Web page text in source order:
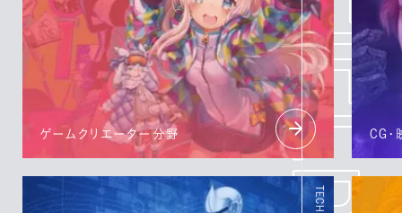
ゲームクリエーター分野 CG